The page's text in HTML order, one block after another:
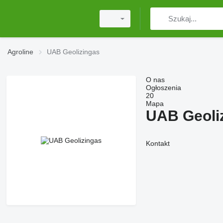
Agroline UAB Geolizingas
O nas
Ogłoszenia
20
Mapa
UAB
Kontakt